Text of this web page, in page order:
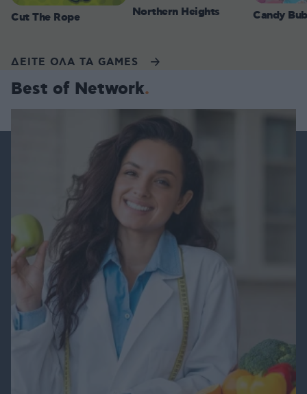
Cut The Rope Northern Heights Candy
ΔΕΙΤΕ ΟΛΑ ΤΑ GAMES
Best of Network